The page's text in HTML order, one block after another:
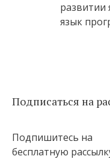
язык
Подписаться на
Подпишитесь на
бесплатную